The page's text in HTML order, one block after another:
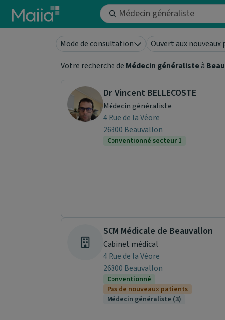
Aller au contenu principal
Mode de consultation Ouvert aux nouveaux
Votre recherche de Médecin généralisteà
Dr. Vincent BELLECOSTE
Médecin généraliste
4 Rue de la Véore
26800 Beauvallon
Conventionné secteur 1
SCM Médicale de Beauvallon
Cabinet médical
4 Rue de la Véore
26800 Beauvallon
Conventionné
Pas de nouveaux patients
Médecin généraliste (3)